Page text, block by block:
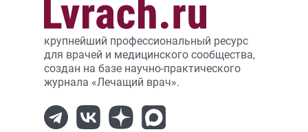
крупнейший профессиональный ресурс
для врачей и медицинского сообщества,
создан на базе научно-практического
журнала «Лечащий врач».